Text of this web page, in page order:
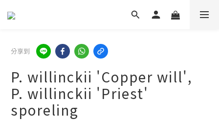
分享到
P. willinckii 'Copper will',
P. willinckii 'Priest'
sporeling